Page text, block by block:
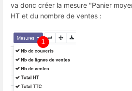
va donc créer la mesure "Panier
HT et du nombre de ventes :